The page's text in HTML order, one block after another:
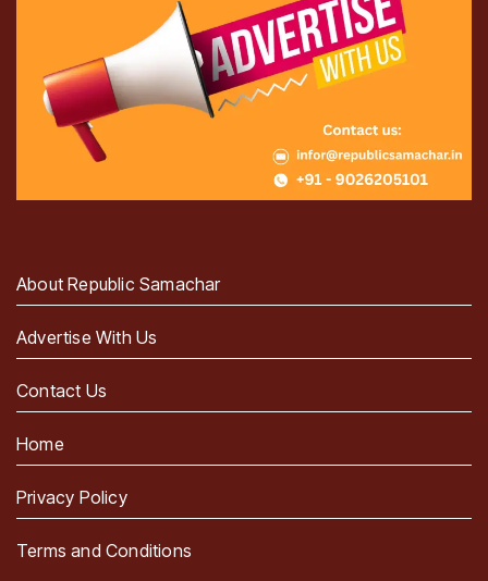
About Republic Samachar
Advertise With Us
Contact Us
Home
Privacy Policy
Terms and Conditions